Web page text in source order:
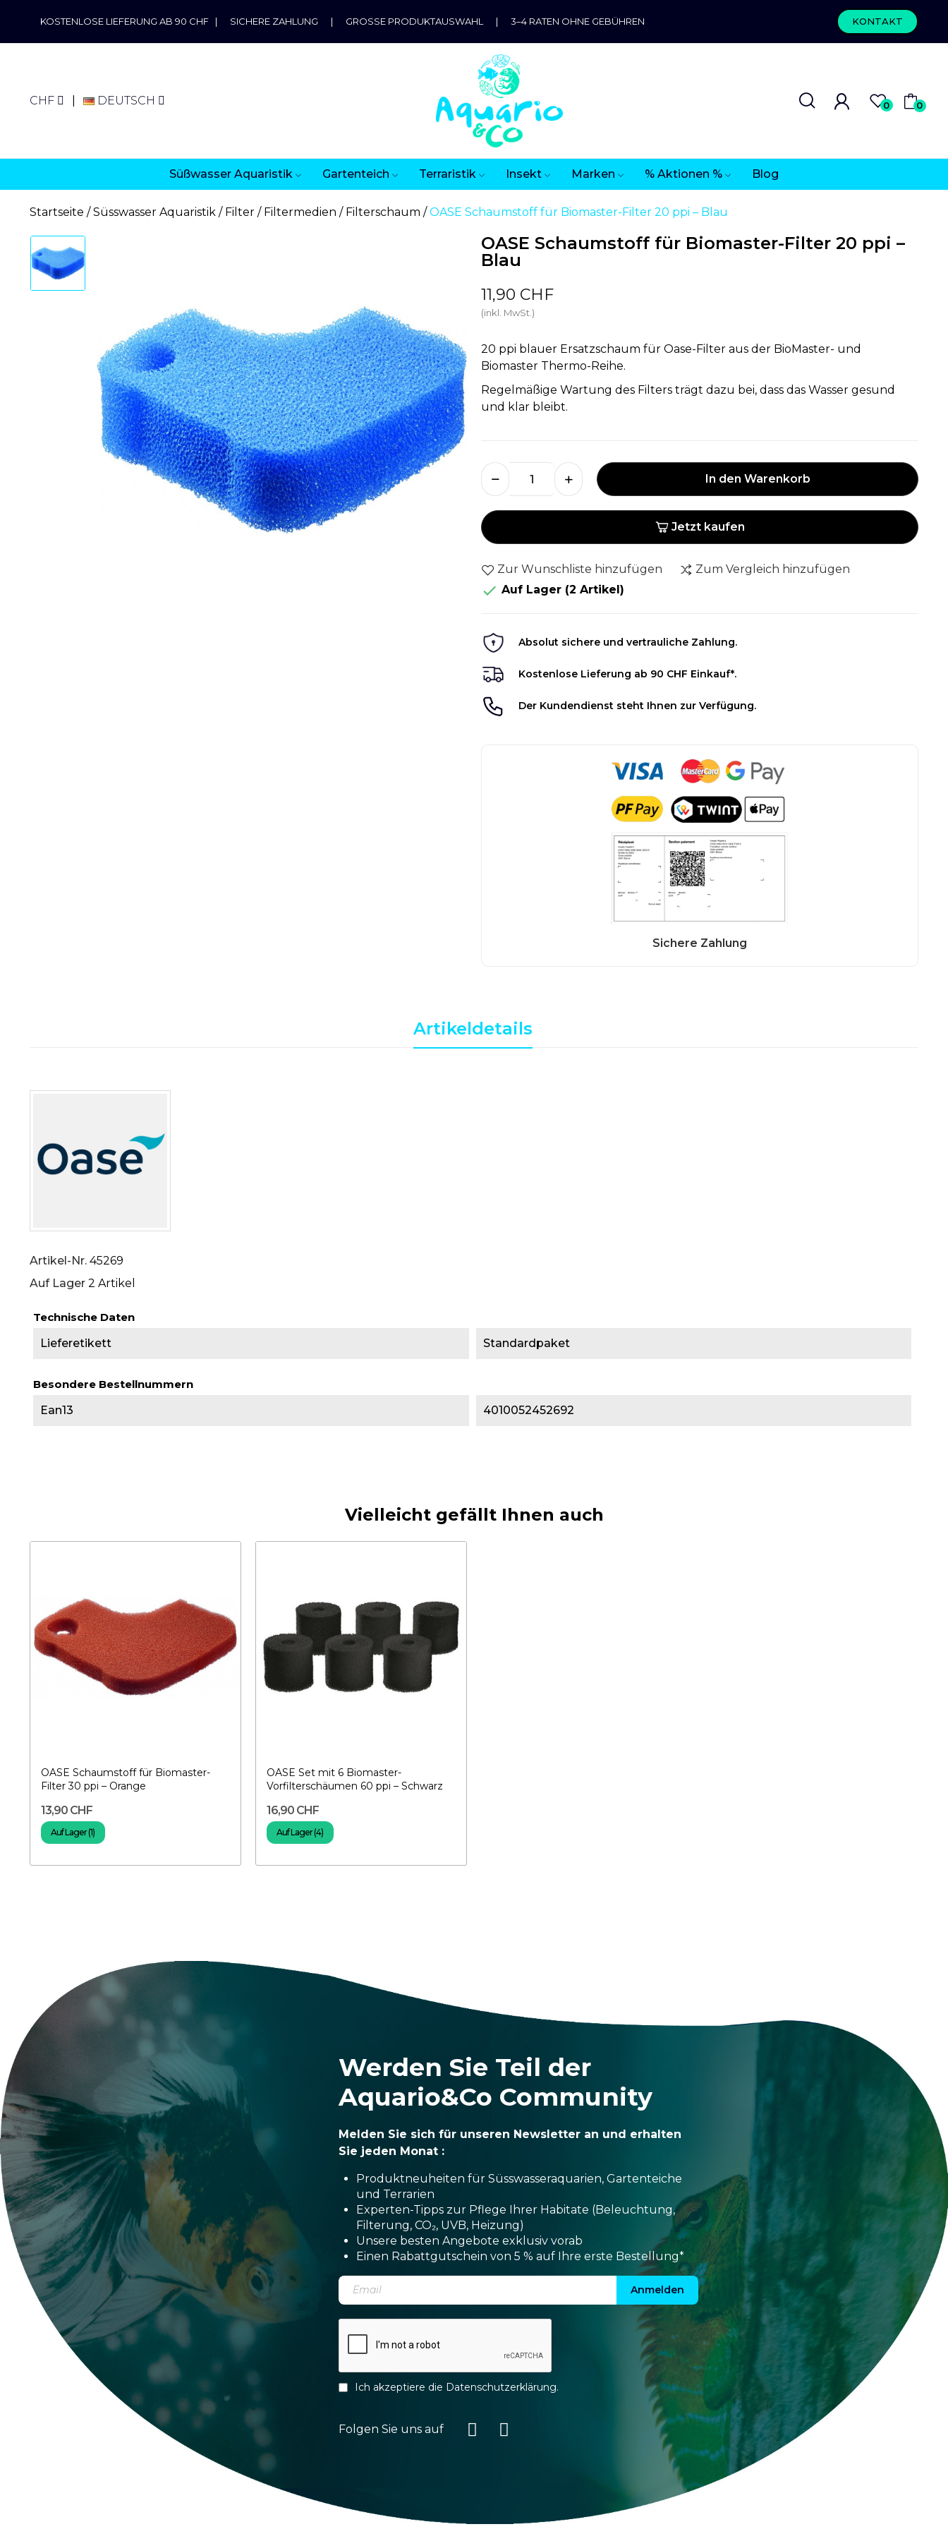
KOSTENLOSE LIEFERUNG AB 90 CHF | SICHERE ZAHLUNG | GROSSE PRODUKTAUSWAHL | 3–4 RATEN OHNE GEBÜHREN KONTAKT
CHF DEUTSCH 0 0
Süßwasser Aquaristik Gartenteich Terraristik Insekt Marken % Aktionen % Blog
Startseite Süsswasser Aquaristik Filter Filtermedien Filterschaum OASE Schaumstoff für Biomaster-Filter 20 ppi – Blau
OASE Schaumstoff für Biomaster-Filter 20 ppi –
Blau
11,90 CHF
(inkl. MwSt.)
20 ppi blauer Ersatzschaum für Oase-Filter aus der BioMaster- und
Biomaster Thermo-Reihe.
Regelmäßige Wartung des Filters trägt dazu bei, dass das Wasser gesund
und klar bleibt.
In den Warenkorb
Jetzt kaufen
Zur Wunschliste hinzufügen Zum Vergleich hinzufügen
 Auf Lager (2 Artikel)
Absolut sichere und vertrauliche Zahlung.
Kostenlose Lieferung ab 90 CHF Einkauf*.
Der Kundendienst steht Ihnen zur Verfügung.
Artikeldetails
Artikel-Nr. 45269
Auf Lager 2 Artikel
Technische Daten
Lieferetikett
Standardpaket
Besondere Bestellnummern
Ean13
4010052452692
Vielleicht gefällt Ihnen auch
OASE Schaumstoff für Biomaster-
Filter 30 ppi – Orange
13,90 CHF
Auf Lager (1)
OASE Set mit 6 Biomaster-
Vorfilterschäumen 60 ppi – Schwarz
16,90 CHF
Auf Lager (4)
Werden Sie Teil der
Aquario&Co Community
Melden Sie sich für unseren Newsletter an und erhalten
Sie jeden Monat :
Produktneuheiten für Süsswasseraquarien, Gartenteiche
und Terrarien
Experten-Tipps zur Pflege Ihrer Habitate (Beleuchtung,
Filterung, CO₂, UVB, Heizung)
Unsere besten Angebote exklusiv vorab
Einen Rabattgutschein von 5 % auf Ihre erste Bestellung*
Anmelden
Ich akzeptiere die Datenschutzerklärung.
Folgen Sie uns auf